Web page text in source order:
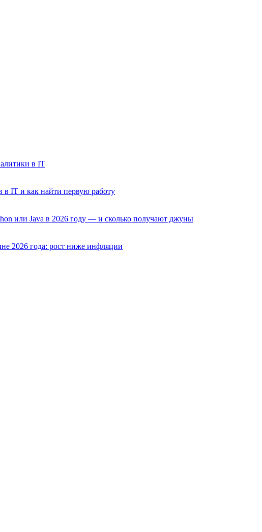
в IT
в IT и как найти первую работу
или Java в 2026 году — и сколько получают джуны
2026 года: рост ниже инфляции